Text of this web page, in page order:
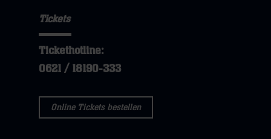
Tickets
Tickethotline:
0621 / 18190-333
Online Tickets bestellen